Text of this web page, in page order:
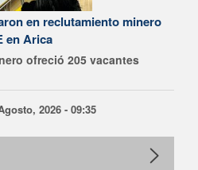
en reclutamiento minero
en Arica
ofreció 205 vacantes
2026 - 09:35